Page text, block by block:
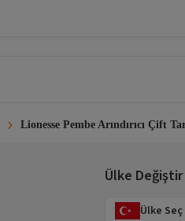
Lionesse Pembe Arındırıcı Çift
Ülke Değiştir
Ülke Seç